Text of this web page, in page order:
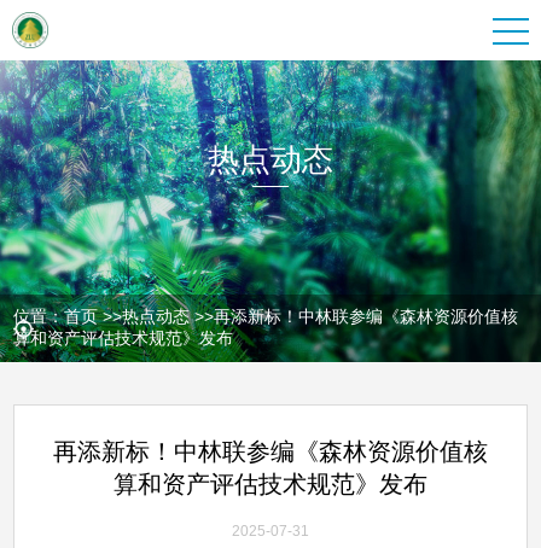
热点动态
位置：首页>>热点动态>>再添新标！中林联参编《森林资源价值核
算和资产评估技术规范》发布
再添新标！中林联参编《森林资源价值核
算和资产评估技术规范》发布
2025-07-31